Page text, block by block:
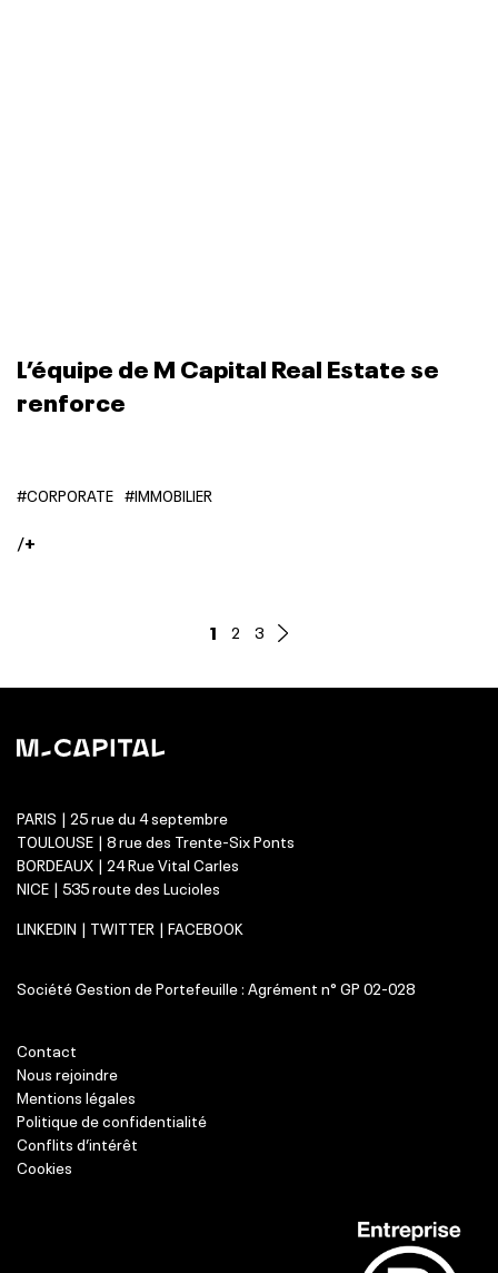
L’équipe de M Capital Real Estate se
renforce
#CORPORATE #IMMOBILIER
/+
1 2 3
PARIS | 25 rue du 4 septembre
TOULOUSE | 8 rue des Trente-Six Ponts
BORDEAUX | 24 Rue Vital Carles
NICE | 535 route des Lucioles
LINKEDIN | TWITTER | FACEBOOK
Société Gestion de Portefeuille : Agrément n° GP 02-028
Contact
Nous rejoindre
Mentions légales
Politique de confidentialité
Conflits d’intérêt
Cookies